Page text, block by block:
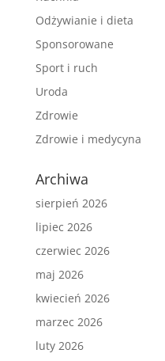
Odżywianie i dieta
Sponsorowane
Sport i ruch
Uroda
Zdrowie
Zdrowie i medycyna
Archiwa
sierpień 2026
lipiec 2026
czerwiec 2026
maj 2026
kwiecień 2026
marzec 2026
luty 2026